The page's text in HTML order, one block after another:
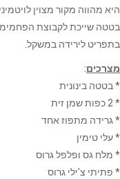
היא מהווה מקור מצוין לויטמיני A ו-B, ומכילה כמות גבוהה של סיבים תזונתיים.
בטטה שייכת לקבוצת
בתפריט לירידה במשקל.
מצרכים:
* בטטה בינונית
* 2 כפות שמן זית
* גרידה מתפוז אחד
* עלי טימין
* מלח גס ופלפל גרוס
* פתיתי צ'ילי גרוס